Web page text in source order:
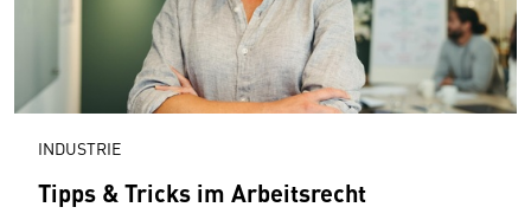
INDUSTRIE
Tipps & Tricks im Arbeitsrecht